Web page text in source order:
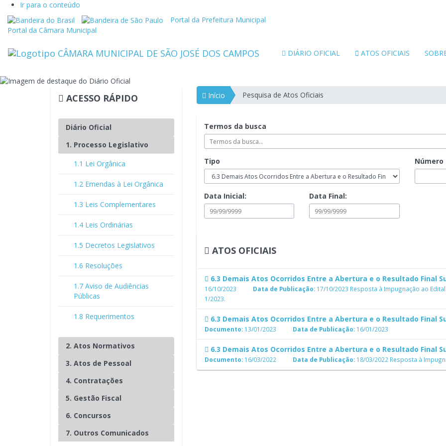
Ir para o conteúdo
Link
externo
Portal
Brasil
Link
Portal
do
Paulo
Portal da Prefeitura Municipal
Portal da Câmara Municipal
DIÁRIO OFICIAL ATOS OFICIAIS
ACESSO RÁPIDO
Diário Oficial
1. Processo Legislativo
1.1 Lei Orgânica
1.2 Emendas à Lei Orgânica
1.3 Leis Complementares
1.4 Leis Ordinárias
1.5 Decretos Legislativos
1.6 Resoluções
1.7 Aviso de Audiências
Públicas
1.8 Requerimentos
2. Atos Normativos
3. Atos de Pessoal
4. Contratações
5. Gestão Fiscal
6. Concursos
7. Outros Comunicados
Início Pesquisa de Atos Oficiais
Termos da busca
Tipo Número
Data Inicial: Data Final:
ATOS OFICIAIS
6.3 Demais Atos Ocorridos Entre a Abertura e o Resultado Final
16/10/2023
Data de Publicação: 17/10/2023 Resposta à Impugnação ao
1/2023.
6.3 Demais Atos Ocorridos Entre a Abertura e o Resultado Final
Documento: 13/01/2023 Data de Publicação: 16/01/2023
6.3 Demais Atos Ocorridos Entre a Abertura e o Resultado Final
Documento: 16/03/2022 Data de Publicação: 18/03/2022 Resposta à